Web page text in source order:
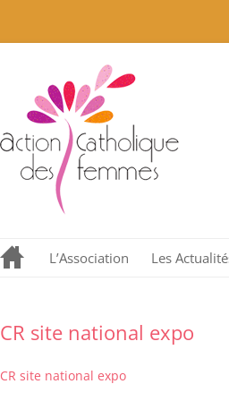
L’Association
Nos valeurs promues et
Que proposons nous ?
Les
CR site national expo
CR site national expo